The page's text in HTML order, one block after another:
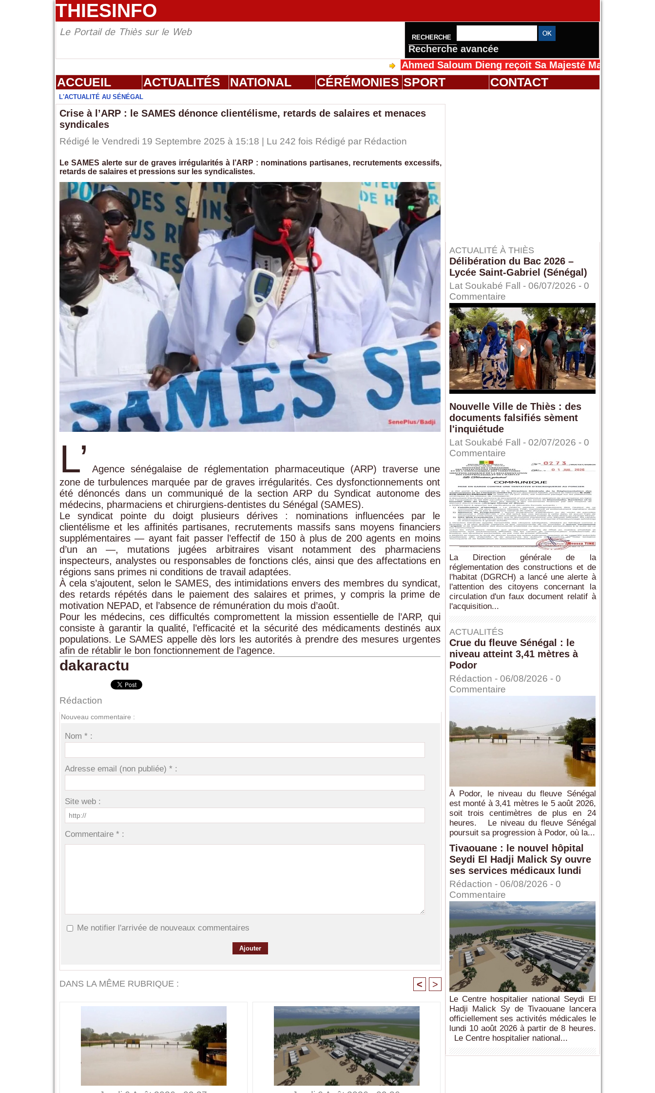
THIESINFO
Le Portail de Thiès sur le Web RECHERCHE
Recherche avancée
Ahmed Saloum Dieng reçoit Sa Majesté Mansah Cissé au
ACCUEIL ACTUALITÉS NATIONAL CÉRÉMONIES SPORT CONTACT
L'ACTUALITÉ AU SÉNÉGAL
Crise à l’ARP : le SAMES dénonce clientélisme, retards de salaires et menaces
syndicales
Rédigé le Vendredi 19 Septembre 2025 à 15:18 | Lu 242 fois Rédigé par Rédaction
Le SAMES alerte sur de graves irrégularités à l’ARP : nominations partisanes, recrutements excessifs,
retards de salaires et pressions sur les syndicalistes.
L’ Agence sénégalaise de réglementation pharmaceutique (ARP) traverse une
zone de turbulences marquée par de graves irrégularités. Ces dysfonctionnements ont
été dénoncés dans un communiqué de la section ARP du Syndicat autonome des
médecins, pharmaciens et chirurgiens-dentistes du Sénégal (SAMES).
Le syndicat pointe du doigt plusieurs dérives : nominations influencées par le
clientélisme et les affinités partisanes, recrutements massifs sans moyens financiers
supplémentaires — ayant fait passer l’effectif de 150 à plus de 200 agents en moins
d’un an —, mutations jugées arbitraires visant notamment des pharmaciens
inspecteurs, analystes ou responsables de fonctions clés, ainsi que des affectations en
régions sans primes ni conditions de travail adaptées.
À cela s’ajoutent, selon le SAMES, des intimidations envers des membres du syndicat,
des retards répétés dans le paiement des salaires et primes, y compris la prime de
motivation NEPAD, et l’absence de rémunération du mois d’août.
Pour les médecins, ces difficultés compromettent la mission essentielle de l’ARP, qui
consiste à garantir la qualité, l’efficacité et la sécurité des médicaments destinés aux
populations. Le SAMES appelle dès lors les autorités à prendre des mesures urgentes
afin de rétablir le bon fonctionnement de l’agence.
dakaractu
Rédaction
Nouveau commentaire :
Nom * :
Adresse email (non publiée) * :
Site web :
Commentaire * :
Me notifier l'arrivée de nouveaux commentaires
DANS LA MÊME RUBRIQUE : < >
ACTUALITÉ À THIÈS
Délibération du Bac 2026 –
Lycée Saint-Gabriel (Sénégal)
Lat Soukabé Fall - 06/07/2026 - 0
Commentaire
Nouvelle Ville de Thiès : des
documents falsifiés sèment
l'inquiétude
Lat Soukabé Fall - 02/07/2026 - 0
Commentaire
La Direction générale de la
réglementation des constructions et de
l'habitat (DGRCH) a lancé une alerte à
l'attention des citoyens concernant la
circulation d'un faux document relatif à
l'acquisition...
ACTUALITÉS
Crue du fleuve Sénégal : le
niveau atteint 3,41 mètres à
Podor
Rédaction - 06/08/2026 - 0
Commentaire
À Podor, le niveau du fleuve Sénégal
est monté à 3,41 mètres le 5 août 2026,
soit trois centimètres de plus en 24
heures. Le niveau du fleuve Sénégal
poursuit sa progression à Podor, où la...
Tivaouane : le nouvel hôpital
Seydi El Hadji Malick Sy ouvre
ses services médicaux lundi
Rédaction - 06/08/2026 - 0
Commentaire
Le Centre hospitalier national Seydi El
Hadji Malick Sy de Tivaouane lancera
officiellement ses activités médicales le
lundi 10 août 2026 à partir de 8 heures.
Le Centre hospitalier national...